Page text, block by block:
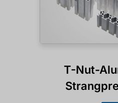
T-Nut-